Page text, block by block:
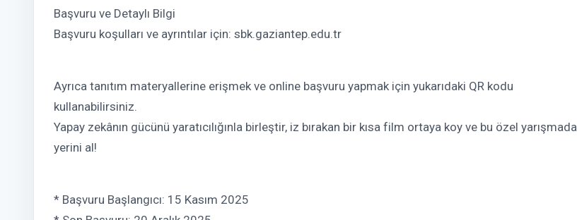
Başvuru ve Detaylı Bilgi
Başvuru koşulları ve ayrıntılar için: sbk.gaziantep.edu.tr
Ayrıca tanıtım materyallerine erişmek ve online başvuru yapmak için yukarıdaki QR kodu
kullanabilirsiniz.
Yapay zekânın gücünü yaratıcılığınla birleştir, iz bırakan bir kısa film ortaya koy ve bu özel yarışmada
yerini al!
* Başvuru Başlangıcı: 15 Kasım 2025